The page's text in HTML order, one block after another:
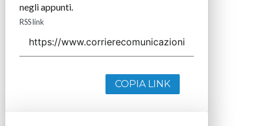
negli appunti.
RSS link
COPIA LINK